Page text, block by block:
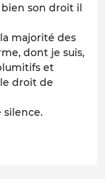
bien son droit il
majorité des
dont je suis,
et
droit de
silence.